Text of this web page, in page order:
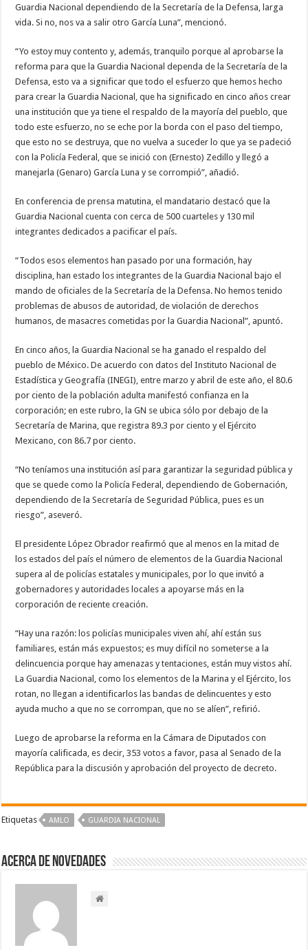
Guardia Nacional dependiendo de la Secretaría de la Defensa, larga
vida. Si no, nos va a salir otro García Luna”, mencionó.
“Yo estoy muy contento y, además, tranquilo porque al aprobarse la
reforma para que la Guardia Nacional dependa de la Secretaría de la
Defensa, esto va a significar que todo el esfuerzo que hemos hecho
para crear la Guardia Nacional, que ha significado en cinco años crear
una institución que ya tiene el respaldo de la mayoría del pueblo, que
todo este esfuerzo, no se eche por la borda con el paso del tiempo,
que esto no se destruya, que no vuelva a suceder lo que ya se padeció
con la Policía Federal, que se inició con (Ernesto) Zedillo y llegó a
manejarla (Genaro) García Luna y se corrompió”, añadió.
En conferencia de prensa matutina, el mandatario destacó que la
Guardia Nacional cuenta con cerca de 500 cuarteles y 130 mil
integrantes dedicados a pacificar el país.
“Todos esos elementos han pasado por una formación, hay
disciplina, han estado los integrantes de la Guardia Nacional bajo el
mando de oficiales de la Secretaría de la Defensa. No hemos tenido
problemas de abusos de autoridad, de violación de derechos
humanos, de masacres cometidas por la Guardia Nacional”, apuntó.
En cinco años, la Guardia Nacional se ha ganado el respaldo del
pueblo de México. De acuerdo con datos del Instituto Nacional de
Estadística y Geografía (INEGI), entre marzo y abril de este año, el 80.6
por ciento de la población adulta manifestó confianza en la
corporación; en este rubro, la GN se ubica sólo por debajo de la
Secretaría de Marina, que registra 89.3 por ciento y el Ejército
Mexicano, con 86.7 por ciento.
“No teníamos una institución así para garantizar la seguridad pública y
que se quede como la Policía Federal, dependiendo de Gobernación,
dependiendo de la Secretaría de Seguridad Pública, pues es un
riesgo”, aseveró.
El presidente López Obrador reafirmó que al menos en la mitad de
los estados del país el número de elementos de la Guardia Nacional
supera al de policías estatales y municipales, por lo que invitó a
gobernadores y autoridades locales a apoyarse más en la
corporación de reciente creación.
“Hay una razón: los policías municipales viven ahí, ahí están sus
familiares, están más expuestos; es muy difícil no someterse a la
delincuencia porque hay amenazas y tentaciones, están muy vistos ahí.
La Guardia Nacional, como los elementos de la Marina y el Ejército, los
rotan, no llegan a identificarlos las bandas de delincuentes y esto
ayuda mucho a que no se corrompan, que no se alíen”, refirió.
Luego de aprobarse la reforma en la Cámara de Diputados con
mayoría calificada, es decir, 353 votos a favor, pasa al Senado de la
República para la discusión y aprobación del proyecto de decreto.
Etiquetas AMLO GUARDIA NACIONAL
Acerca de NOVEDADES